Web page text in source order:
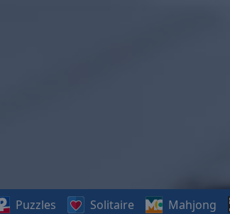
Puzzles Solitaire Mahjong